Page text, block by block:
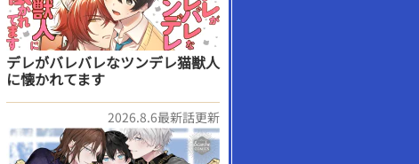
デレがバレバレなツンデレ猫獣人
に懐かれてます
2026.8.6最新話更新